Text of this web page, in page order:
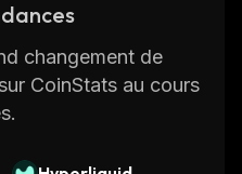
changement de
CoinStats au cours